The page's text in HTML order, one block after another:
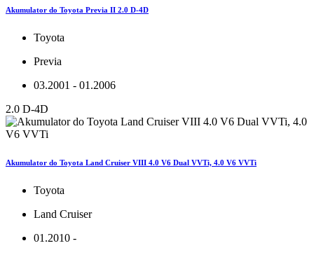
Akumulator do Toyota Previa II 2.0 D-4D
Toyota
Previa
03.2001 - 01.2006
2.0 D-4D
Akumulator do Toyota Land Cruiser VIII 4.0 V6 Dual VVTi, 4.0 V6 VVTi
Toyota
Land Cruiser
01.2010 -